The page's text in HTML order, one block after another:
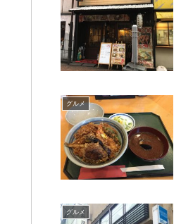
グルメ
グルメ